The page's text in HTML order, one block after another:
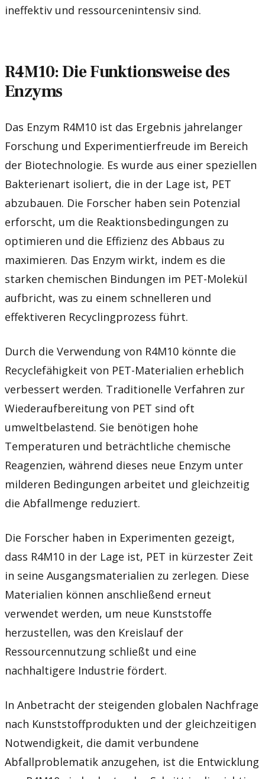
ineffektiv und ressourcenintensiv sind.
R4M10: Die Funktionsweise des
Enzyms
Das Enzym R4M10 ist das Ergebnis jahrelanger
Forschung und Experimentierfreude im Bereich
der Biotechnologie. Es wurde aus einer speziellen
Bakterienart isoliert, die in der Lage ist, PET
abzubauen. Die Forscher haben sein Potenzial
erforscht, um die Reaktionsbedingungen zu
optimieren und die Effizienz des Abbaus zu
maximieren. Das Enzym wirkt, indem es die
starken chemischen Bindungen im PET-Molekül
aufbricht, was zu einem schnelleren und
effektiveren Recyclingprozess führt.
Durch die Verwendung von R4M10 könnte die
Recyclefähigkeit von PET-Materialien erheblich
verbessert werden. Traditionelle Verfahren zur
Wiederaufbereitung von PET sind oft
umweltbelastend. Sie benötigen hohe
Temperaturen und beträchtliche chemische
Reagenzien, während dieses neue Enzym unter
milderen Bedingungen arbeitet und gleichzeitig
die Abfallmenge reduziert.
Die Forscher haben in Experimenten gezeigt,
dass R4M10 in der Lage ist, PET in kürzester Zeit
in seine Ausgangsmaterialien zu zerlegen. Diese
Materialien können anschließend erneut
verwendet werden, um neue Kunststoffe
herzustellen, was den Kreislauf der
Ressourcennutzung schließt und eine
nachhaltigere Industrie fördert.
In Anbetracht der steigenden globalen Nachfrage
nach Kunststoffprodukten und der gleichzeitigen
Notwendigkeit, die damit verbundene
Abfallproblematik anzugehen, ist die Entwicklung